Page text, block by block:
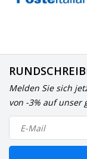
Melden Sie sich
von -3% auf unser